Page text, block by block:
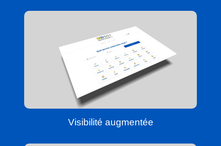
Visibilité augmentée